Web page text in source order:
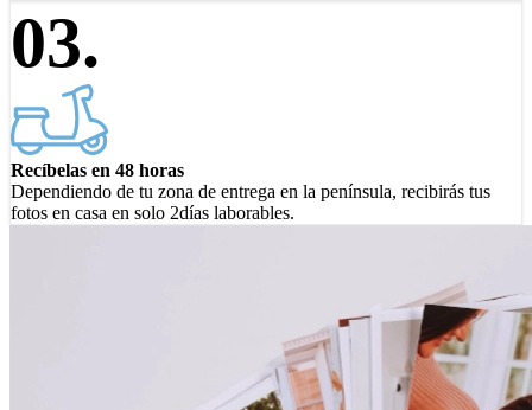
03.
Recíbelas en 48 horas
Dependiendo de tu zona de entrega en la península, recibirás tus
fotos en casa en solo 2días laborables.